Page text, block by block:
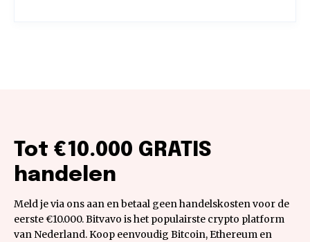
Tot €10.000 GRATIS
handelen
Meld je via ons aan en betaal geen handelskosten voor de
eerste €10.000. Bitvavo is het populairste crypto platform
van Nederland. Koop eenvoudig Bitcoin, Ethereum en